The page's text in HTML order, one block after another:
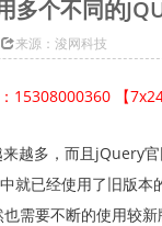
多个不同的
来源：浚网科技
15308000360 【
越多，而且jQuery
就已经使用了旧版
需要不断的使用较